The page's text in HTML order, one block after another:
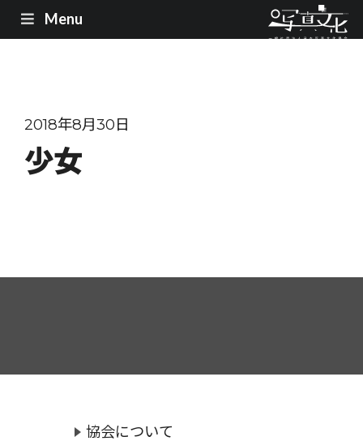
Menu
2018年8月30日
少女
協会について